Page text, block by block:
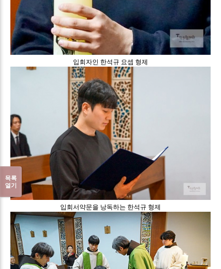
입회자인 한석규 요셉 형제
입회서약문을 낭독하는 한석규 형제
목록
열기